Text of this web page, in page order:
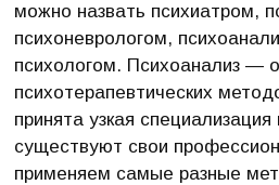
можно назвать психиатром,
психоневрологом,
психологом. Психоанализ —
психотерапевтических
принята узкая
существуют свои
применяем самые разные